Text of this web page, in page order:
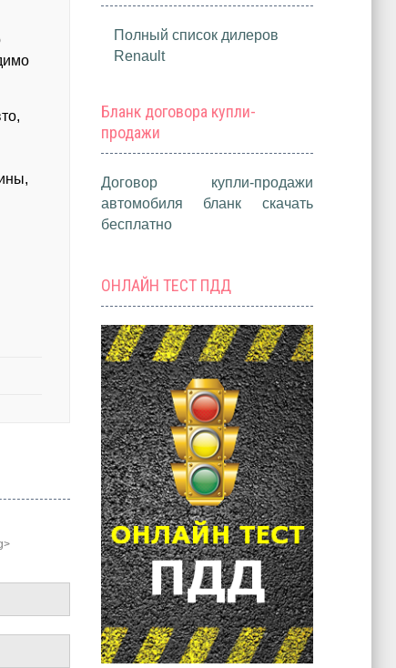
Полный список дилеров
Renault
Бланк договора купли-
продажи
Договор купли-продажи
автомобиля бланк скачать
бесплатно
ОНЛАЙН ТЕСТ ПДД